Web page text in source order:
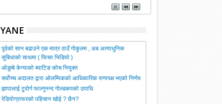
पूर्वको सान बढाउने एक मात्र ठाउँ गोकुलम , अब अत्याधुनिक
सुबिधाको साथमा ( फिचर भिडियो )
ओडुम्बे केन्याको ब्याटिङ कोच नियुक्त
सर्वोच्च अदालत द्वारा ओलम्पिकको आधिकारिक राणापक्ष भएको निर्णय
झापालाई टुवोर्ग फाल्गुनन्द गोल्डकपको उपाधि
रेडियोग्राफरको पहिचान खोई ? छैन?